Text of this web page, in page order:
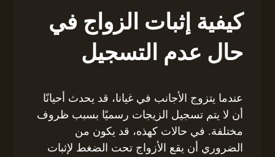
كيفية إثبات الزواج في
حال عدم التسجيل
عندما يتزوج الأجانب في غيانا، قد يحدث أحيانًا
أن لا يتم تسجيل الزيجات رسميًا بسبب ظروف
مختلفة. في حالات كهذه، قد يكون من
الضروري أن يقع الأزواج تحت الضغط لإثبات